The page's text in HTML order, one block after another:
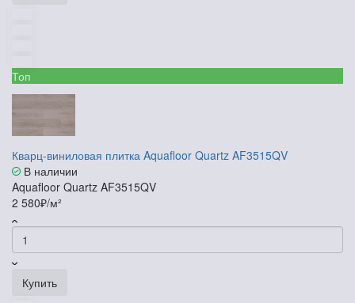
Топ
Кварц-виниловая плитка Aquafloor Quartz AF3515QV
В наличии
Aquafloor Quartz AF3515QV
2 580₽/м²
Купить